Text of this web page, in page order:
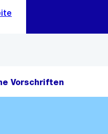
Vorschriften